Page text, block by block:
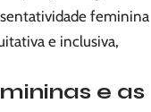
feminina
e inclusiva,
e as